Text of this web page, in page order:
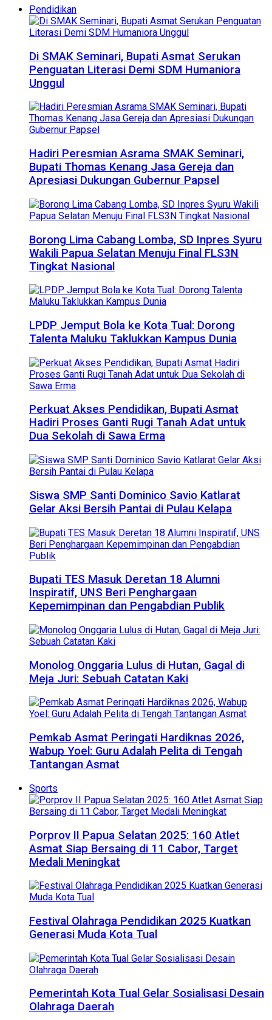
Pendidikan
Di SMAK Seminari, Bupati Asmat Serukan
Penguatan Literasi Demi SDM Humaniora
Unggul
Hadiri Peresmian Asrama SMAK Seminari,
Bupati Thomas Kenang Jasa Gereja dan
Apresiasi Dukungan Gubernur Papsel
Borong Lima Cabang Lomba, SD Inpres Syuru
Wakili Papua Selatan Menuju Final FLS3N
Tingkat Nasional
LPDP Jemput Bola ke Kota Tual: Dorong
Talenta Maluku Taklukkan Kampus Dunia
Perkuat Akses Pendidikan, Bupati Asmat
Hadiri Proses Ganti Rugi Tanah Adat untuk
Dua Sekolah di Sawa Erma
Siswa SMP Santi Dominico Savio Katlarat
Gelar Aksi Bersih Pantai di Pulau Kelapa
Bupati TES Masuk Deretan 18 Alumni
Inspiratif, UNS Beri Penghargaan
Kepemimpinan dan Pengabdian Publik
Monolog Onggaria Lulus di Hutan, Gagal di
Meja Juri: Sebuah Catatan Kaki
Pemkab Asmat Peringati Hardiknas 2026,
Wabup Yoel: Guru Adalah Pelita di Tengah
Tantangan Asmat
Sports
Porprov II Papua Selatan 2025: 160 Atlet
Asmat Siap Bersaing di 11 Cabor, Target
Medali Meningkat
Festival Olahraga Pendidikan 2025 Kuatkan
Generasi Muda Kota Tual
Pemerintah Kota Tual Gelar Sosialisasi Desain
Olahraga Daerah